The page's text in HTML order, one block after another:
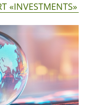
«INVESTMENTS»